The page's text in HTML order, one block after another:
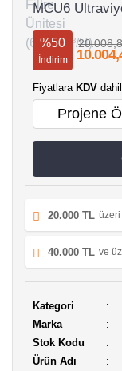
MCU6
%50
İndirim
Fiyatlara KDV
Projene
20.000 TL üzeri
40.000 TL ve
Kategori
Marka
Stok Kodu
Ürün Adı